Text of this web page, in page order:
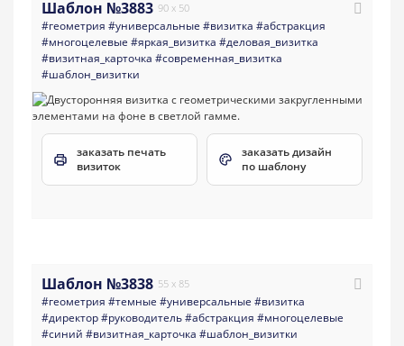
Шаблон №3883 90 x 50
#геометрия #универсальные #визитка #абстракция
#многоцелевые #яркая_визитка #деловая_визитка
#визитная_карточка #современная_визитка
#шаблон_визитки
заказать печать
визиток
заказать дизайн
по шаблону
Шаблон №3838 55 x 85
#геометрия #темные #универсальные #визитка
#директор#руководитель#абстракция #многоцелевые
#синий #визитная_карточка #шаблон_визитки